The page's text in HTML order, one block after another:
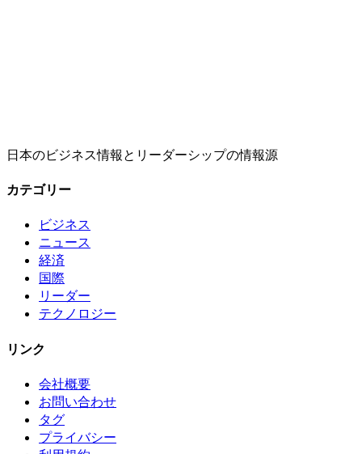
日本のビジネス情報とリーダーシップの情報源
カテゴリー
ビジネス
ニュース
経済
国際
リーダー
テクノロジー
リンク
会社概要
お問い合わせ
タグ
プライバシー